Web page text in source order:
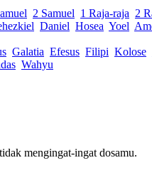
2 Samuel 1 Raja-raja 2
Daniel Hosea Yoel
Galatia Efesus Filipi Kolose
Wahyu
mengingat-ingat dosamu.